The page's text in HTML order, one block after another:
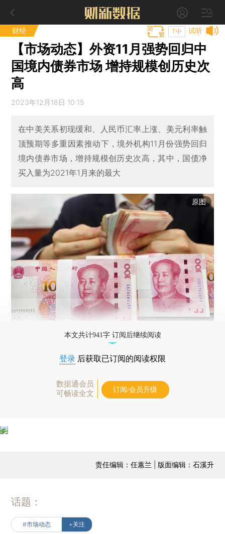
财经 试听
T中
【市场动态】外资11月强势回归中
国境内债券市场 增持规模创历史次
高
2023年12月18日 10:15
在中美关系初现缓和、人民币汇率上涨、美元利率触
顶预期等多重因素推动下，境外机构11月份强势回归
境内债券市场，增持规模创历史次高，其中，国债净
买入量为2021年1月来的最大
原图
本文共计941字 订阅后继续阅读
登录 后获取已订阅的阅读权限
数据通会员
可畅读全文
订阅/会员升级
责任编辑：任蕙兰 | 版面编辑：石溪升
话题：
#市场动态 +关注